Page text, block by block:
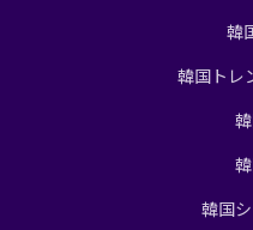
韓
韓国トレ
韓国